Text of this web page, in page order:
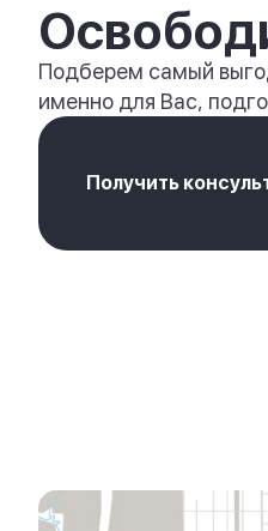
Подберем самый
именно для Вас,
Получить